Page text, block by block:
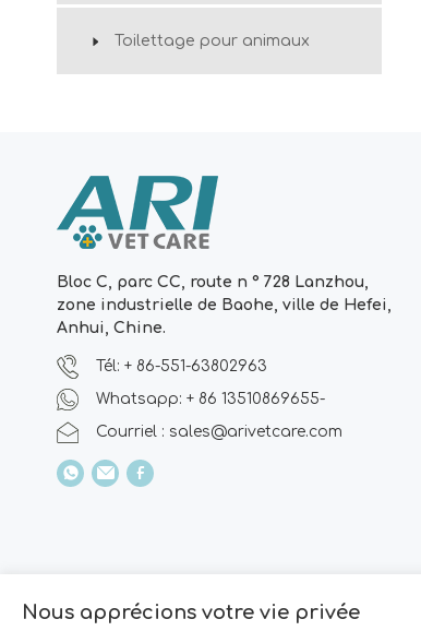
Toilettage pour animaux
Bloc C, parc CC, route n ° 728 Lanzhou,
zone industrielle de Baohe, ville de Hefei,
Anhui, Chine.
Tél: + 86-551-63802963
Whatsapp: + 86 13510869655-
Courriel : sales@arivetcare.com
Nous apprécions votre vie privée